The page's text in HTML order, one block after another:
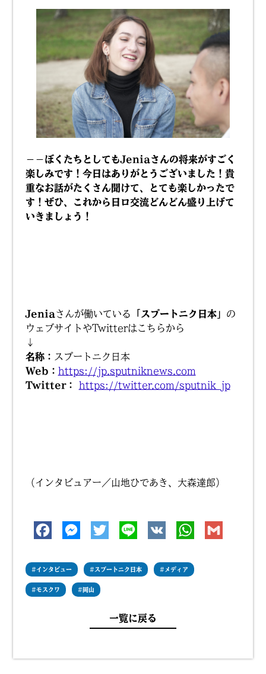
－－ぼくたちとしてもJeniaさんの将来がすごく
楽しみです！今日はありがとうございました！貴
重なお話がたくさん聞けて、とても楽しかったで
す！ぜひ、これから日ロ交流どんどん盛り上げて
いきましょう！
Jeniaさんが働いている 「スプートニク日本」 の
ウェブサイトやTwitterはこちらから
↓
名称： スプートニク日本
Web： https://jp.sputniknews.com
Twitter：
https://twitter.com/sputnik_jp
（インタビュアー／山地ひであき、大森達郎）
# インタビュー # スプートニク日本 # メディア
#モスクワ # 岡山
一覧に戻る